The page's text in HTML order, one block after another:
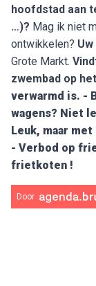
hoofdstad aan
…)? Mag ik niet
ontwikkelen?
Grote Markt.
zwembad op
verwarmd is. -
wagens? Niet
Leuk, maar
- Verbod op
frietkoten !
Door